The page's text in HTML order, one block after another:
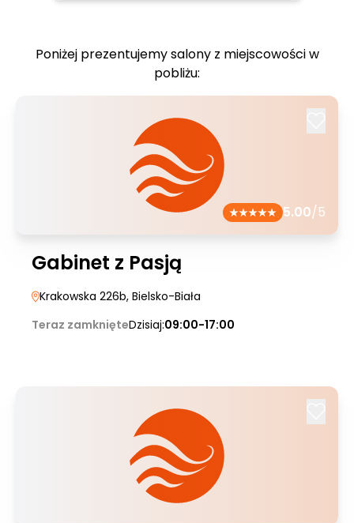
Poniżej prezentujemy salony z miejscowości w
pobliżu:
5.00/5
Gabinet z Pasją
Krakowska 226b, Bielsko-Biała
Teraz zamknięteDzisiaj:09:00-17:00